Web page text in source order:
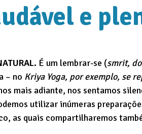
e
É um lembrar-se (smrit,
– no Kriya Yoga, por exemplo, se
mais adiante, nos sentamos
utilizar inúmeras
as quais compartilharemos